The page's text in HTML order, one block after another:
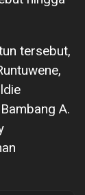
tersebut,
A.